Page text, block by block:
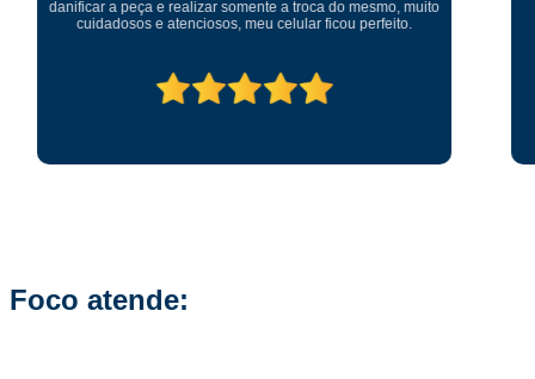
Reparo de Placa de Celular
Reparo em Placa de Celular
Troca de Tela Celular Samsung
atende: